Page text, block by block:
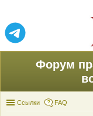
Форум
Ссылки FAQ